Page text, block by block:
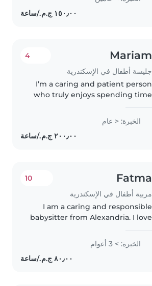
رضيعًا، طفلًا في مرحلة ما قبل المدرسة،
Mariam
جليسة أطفال في الإسكندرية
4
I’m a caring and patient person
who truly enjoys spending time
fun, and calm environment
where they can play, learn, and
feel supported. I’m responsible,..
الخبرة: < عام
Fatma
مربية أطفال في الإسكندرية
10
I am a caring and responsible
babysitter from Alexandria. I love
and taking care of them. I am
patient, friendly, and I enjoy
playing with kids and helping..
الخبرة: > 3 أعوام